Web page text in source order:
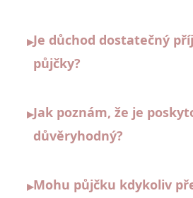
▸Je důchod dostatečný
půjčky?
▸Jak poznám, že je
důvěryhodný?
▸Mohu půjčku kdykoliv